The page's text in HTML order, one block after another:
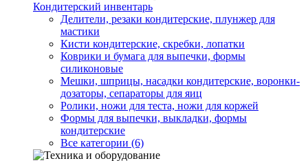
Кондитерский инвентарь
Делители, резаки кондитерские, плунжер для
мастики
Кисти кондитерские, скребки, лопатки
Коврики и бумага для выпечки, формы
силиконовые
Мешки, шприцы, насадки кондитерские, воронки-
дозаторы, сепараторы для яиц
Ролики, ножи для теста, ножи для коржей
Формы для выпечки, выкладки, формы
кондитерские
Все категории (6)